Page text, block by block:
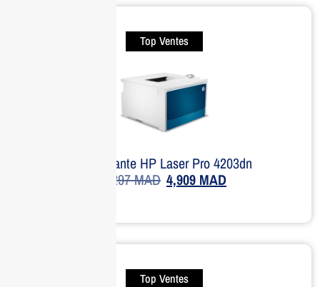
Top Ventes
Imprimante HP Laser Pro 4203dn
7,297MAD 4,909 MAD
Top Ventes